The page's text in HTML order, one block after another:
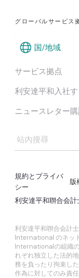
グローバルサービス
国/地域
サービス拠点
利安達平和入社す
ニュースレター
規約とプライバ
シー
利安達平和聨合会計
利安達平和聨合会計
International のネッ
Internationalの組織
れぞれ独立した法的
務を負ったり拘束し
作為に対してのみ責